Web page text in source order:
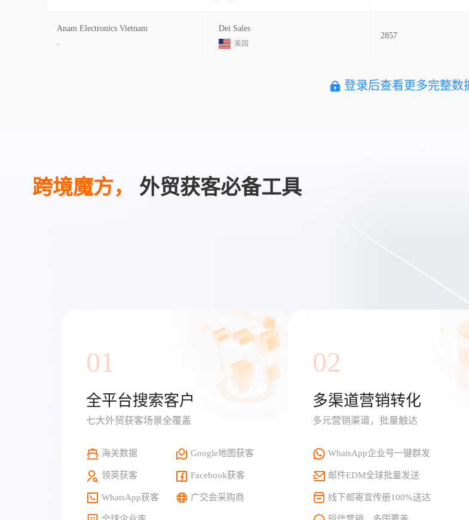
Anam Electronics Vietnam
-
Dei Sales
美国
2857
登录后查看更多完整数
跨境魔方， 外贸获客必备工具
01
全平台搜索客户
七大外贸获客场景全覆盖
海关数据 Google地图获客
领英获客 Facebook获客
WhatsApp获客 广交会采购商
02
多渠道营销转化
多元营销渠道，批量触达
WhatsApp企业号一键群发
邮件EDM全球批量发送
线下邮寄宣传册100%送达